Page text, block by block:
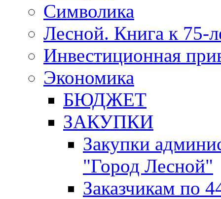
Символика
Лесной. Книга к 75-
Инвестиционная
Экономика
БЮДЖЕТ
ЗАКУПКИ
Закупки
"Город Лесной"
Заказчикам по